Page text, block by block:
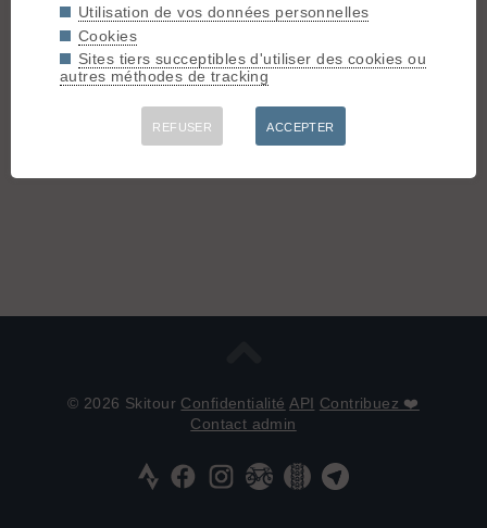
Connectez-vous pour poster
© 2026 Skitour Confidentialité API Contribuez ❤️
Contact admin
Utilisation de vos données personnelles
Cookies
Sites tiers succeptibles d'utiliser des cookies ou
autres méthodes de tracking
REFUSER ACCEPTER